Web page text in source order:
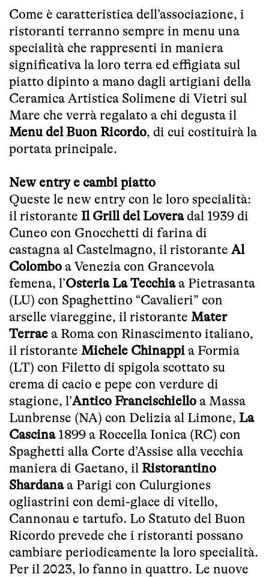
Come è caratteristica dell’associazione, i
ristoranti terranno sempre in menu una
specialità che rappresenti in maniera
significativa la loro terra ed effigiata sul
piatto dipinto a mano dagli artigiani della
Ceramica Artistica Solimene di Vietri sul
Mare che verrà regalato a chi degusta il
Menu del Buon Ricordo, di cui costituirà la
portata principale.
New entry e cambi piatto
Queste le new entry con le loro specialità:
il ristorante Il Grill del Lovera dal 1939 di
Cuneo con Gnocchetti di farina di
castagna al Castelmagno, il ristorante Al
Colombo a Venezia con Grancevola
femena, l’Osteria La Tecchiaa Pietrasanta
(LU) con Spaghettino “Cavalieri” con
arselle viareggine, il ristorante Mater
Terrae a Roma con Rinascimento italiano,
il ristorante Michele Chinappi a Formia
(LT) con Filetto di spigola scottato su
crema di cacio e pepe con verdure di
stagione, l’Antico Francischiello a Massa
Lunbrense (NA) con Delizia al Limone, La
Cascina1899 a Roccella Ionica (RC) con
Spaghetti alla Corte d’Assise alla vecchia
maniera di Gaetano, il Ristorantino
Shardanaa Parigi con Culurgiones
ogliastrini con demi-glace di vitello,
Cannonau e tartufo. Lo Statuto del Buon
Ricordo prevede che i ristoranti possano
cambiare periodicamente la loro specialità.
Per il 2023, lo fanno in quattro. Le nuove